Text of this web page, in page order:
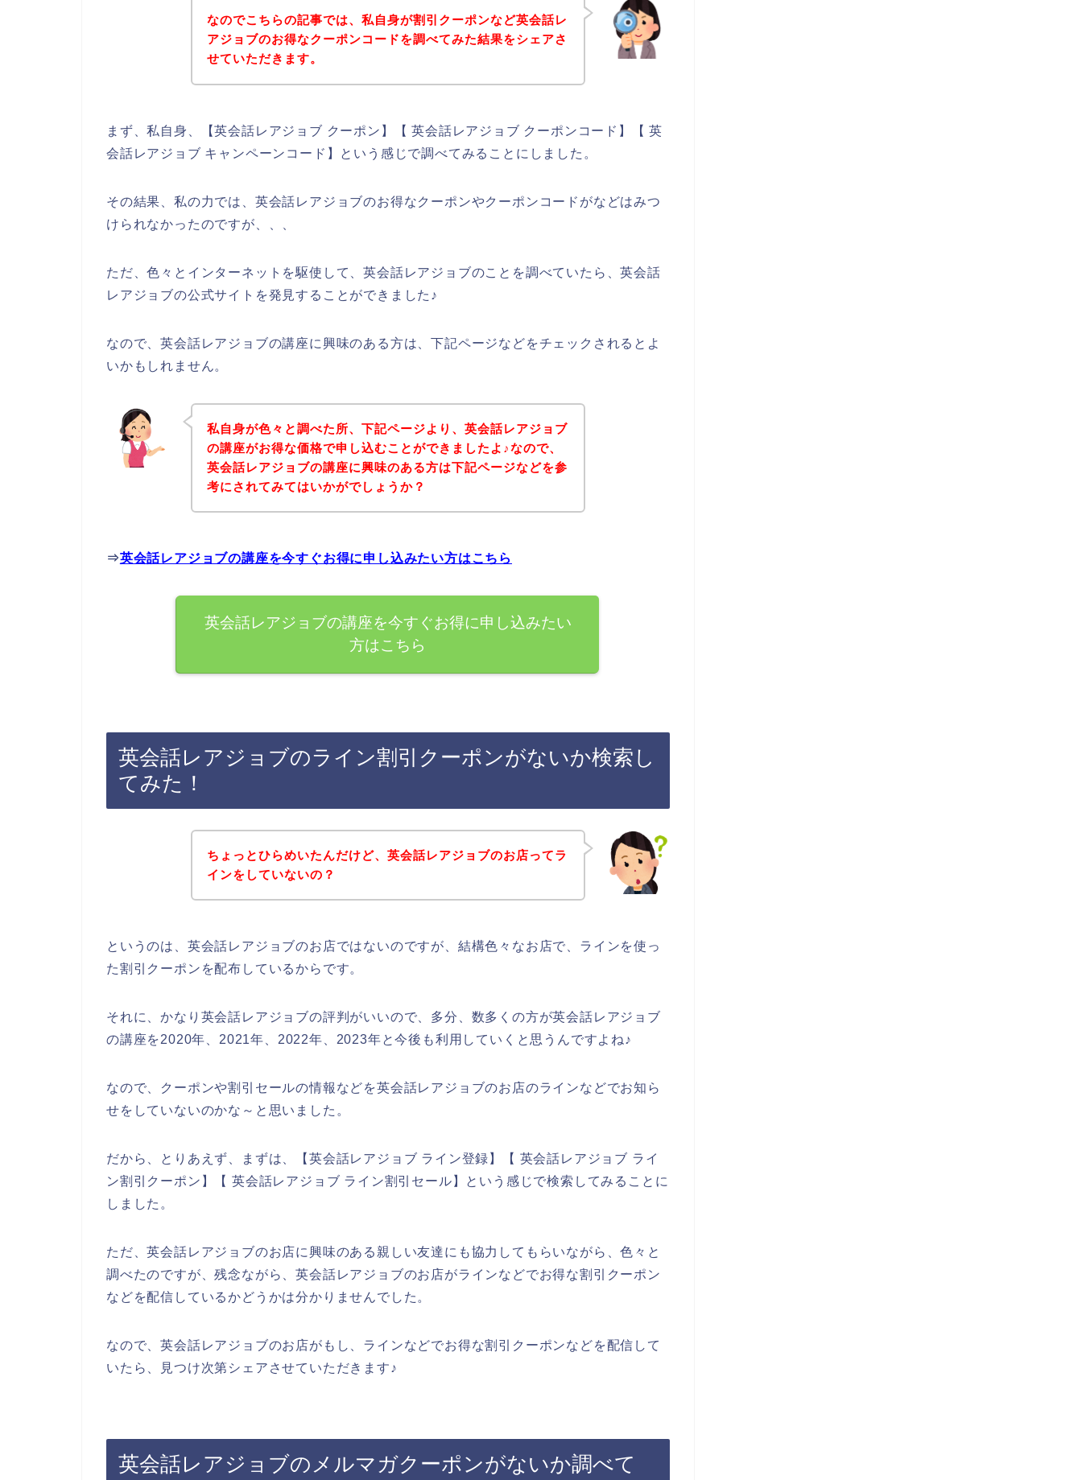
なのでこちらの記事では、私自身が割引クーポンなど英会話レ
アジョブのお得なクーポンコードを調べてみた結果をシェアさ
せていただきます。
まず、私自身、【英会話レアジョブ クーポン】【 英会話レアジョブ クーポンコード】【 英
会話レアジョブ キャンペーンコード】という感じで調べてみることにしました。
その結果、私の力では、英会話レアジョブのお得なクーポンやクーポンコードがなどはみつ
けられなかったのですが、、、
ただ、色々とインターネットを駆使して、英会話レアジョブのことを調べていたら、英会話
レアジョブの公式サイトを発見することができました♪
なので、英会話レアジョブの講座に興味のある方は、下記ページなどをチェックされるとよ
いかもしれません。
私自身が色々と調べた所、下記ページより、英会話レアジョブ
の講座がお得な価格で申し込むことができましたよ♪なので、
英会話レアジョブの講座に興味のある方は下記ページなどを参
考にされてみてはいかがでしょうか？
⇒英会話レアジョブの講座を今すぐお得に申し込みたい方はこちら
英会話レアジョブの講座を今すぐお得に申し込みたい
方はこちら
英会話レアジョブのライン割引クーポンがないか検索し
てみた！
ちょっとひらめいたんだけど、英会話レアジョブのお店ってラ
インをしていないの？
というのは、英会話レアジョブのお店ではないのですが、結構色々なお店で、ラインを使っ
た割引クーポンを配布しているからです。
それに、かなり英会話レアジョブの評判がいいので、多分、数多くの方が英会話レアジョブ
の講座を2020年、2021年、2022年、2023年と今後も利用していくと思うんですよね♪
なので、クーポンや割引セールの情報などを英会話レアジョブのお店のラインなどでお知ら
せをしていないのかな～と思いました。
だから、とりあえず、まずは、【英会話レアジョブ ライン登録】【 英会話レアジョブ ライ
ン割引クーポン】【 英会話レアジョブ ライン割引セール】という感じで検索してみることに
しました。
ただ、英会話レアジョブのお店に興味のある親しい友達にも協力してもらいながら、色々と
調べたのですが、残念ながら、英会話レアジョブのお店がラインなどでお得な割引クーポン
などを配信しているかどうかは分かりませんでした。
なので、英会話レアジョブのお店がもし、ラインなどでお得な割引クーポンなどを配信して
いたら、見つけ次第シェアさせていただきます♪
英会話レアジョブのメルマガクーポンがないか調べて